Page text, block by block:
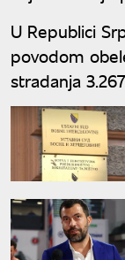
U Republici
povodom
stradanja